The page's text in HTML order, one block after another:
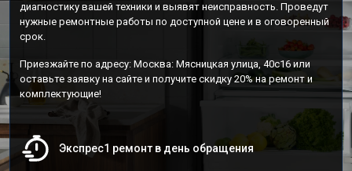
диагностику вашей техники и выявят неисправность. Проведут
нужные ремонтные работы по доступной цене и в оговоренный
срок.
Приезжайте по адресу: Москва: Мясницкая улица, 40с16 или
оставьте заявку на сайте и получите скидку 20% на ремонт и
комплектующие!
Экспрес1 ремонт в день обращения